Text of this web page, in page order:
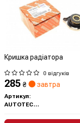
Кришка радіатора
0 відгуків
285 ₴ завтра
Артикул:
AUTOTECHTEILE